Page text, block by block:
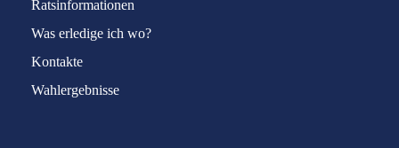
Ratsinformationen
Was erledige ich wo?
Kontakte
Wahlergebnisse